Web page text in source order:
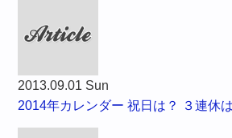
2013.09.01 Sun
2014年カレンダー 祝日は？ ３連休